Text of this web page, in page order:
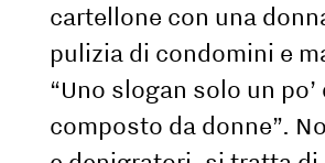
cartellone con una
pulizia di condomini e
“Uno slogan solo un
composto da donne”.